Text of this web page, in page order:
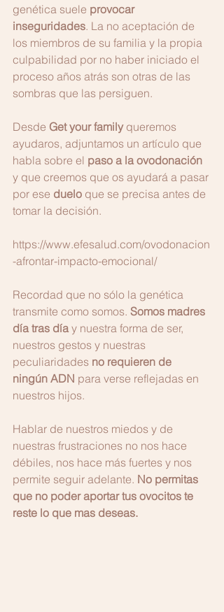
genética suele provocar
inseguridades. La no aceptación de
los miembros de su familia y la propia
culpabilidad por no haber iniciado el
proceso años atrás son otras de las
sombras que las persiguen.
Desde Get your family queremos
ayudaros, adjuntamos un artículo que
habla sobre el paso a la ovodonación
y que creemos que os ayudará a pasar
por ese duelo que se precisa antes de
tomar la decisión.
https://www.efesalud.com/ovodonacion
-afrontar-impacto-emocional/
Recordad que no sólo la genética
transmite como somos. Somos madres
día tras día y nuestra forma de ser,
nuestros gestos y nuestras
peculiaridades no requieren de
ningún ADN para verse reflejadas en
nuestros hijos.
Hablar de nuestros miedos y de
nuestras frustraciones no nos hace
débiles, nos hace más fuertes y nos
permite seguir adelante. No permitas
que no poder aportar tus ovocitos te
reste lo que mas deseas.